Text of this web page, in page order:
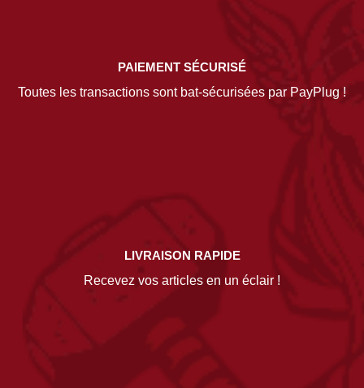
PAIEMENT SÉCURISÉ
Toutes les transactions sont bat-sécurisées par PayPlug !
LIVRAISON RAPIDE
Recevez vos articles en un éclair !